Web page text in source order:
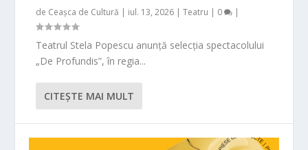
de Ceașca de Cultură | iul. 13, 2026 |Teatru | 0 |
Teatrul Stela Popescu anunță selecția spectacolului
„De Profundis”, în regia...
CITEŞTE MAI MULT